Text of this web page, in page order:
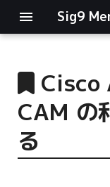
Sig9
main関数
リスト関連
Cisco
CAM の
る